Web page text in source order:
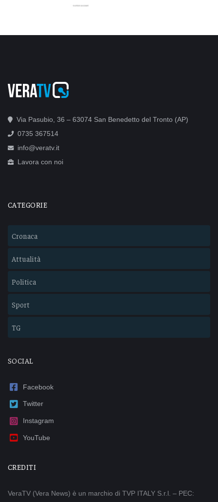
Via Pasubio, 36 – 63074 San Benedetto del Tronto (AP)
0735 367514
info@veratv.it
Lavora con noi
CATEGORIE
Cronaca
Attualità
Politica
Sport
TG
SOCIAL
Facebook
Twitter
Instagram
YouTube
CREDITI
VeraTV (Vera News) è un marchio di TVP ITALY S.r.l. – PEC: